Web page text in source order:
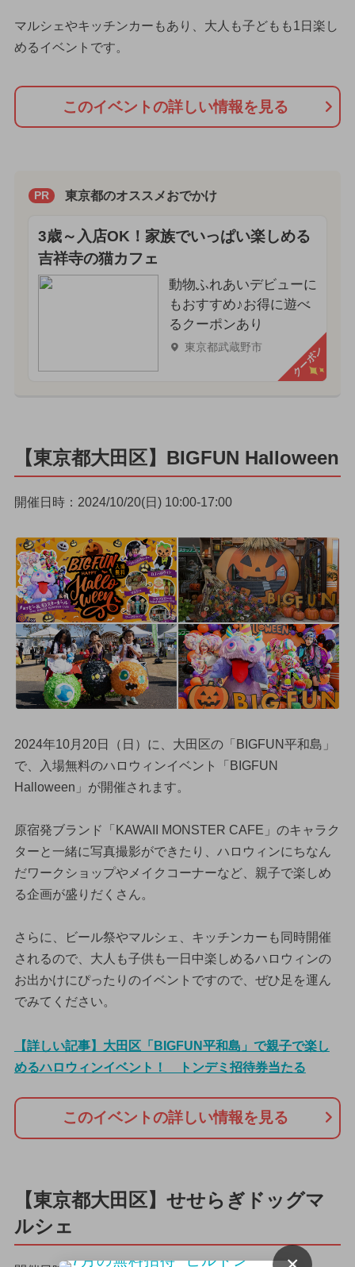
マルシェやキッチンカーもあり、大人も子どもも1日楽し
めるイベントです。
このイベントの詳しい情報を見る
PR 東京都のオススメおでかけ
3歳～入店OK！家族でいっぱい楽しめる
吉祥寺の猫カフェ
動物ふれあいデビューに
もおすすめ♪お得に遊べ
るクーポンあり
東京都武蔵野市 クーポン
【東京都大田区】BIGFUN Halloween
開催日時：2024/10/20(日) 10:00-17:00
2024年10月20日（日）に、大田区の「BIGFUN平和島」
で、入場無料のハロウィンイベント「BIGFUN
Halloween」が開催されます。
原宿発ブランド「KAWAII MONSTER CAFE」のキャラク
ターと一緒に写真撮影ができたり、ハロウィンにちなん
だワークショップやメイクコーナーなど、親子で楽しめ
る企画が盛りだくさん。
さらに、ビール祭やマルシェ、キッチンカーも同時開催
されるので、大人も子供も一日中楽しめるハロウィンの
お出かけにぴったりのイベントですので、ぜひ足を運ん
でみてください。
【詳しい記事】大田区「BIGFUN平和島」で親子で楽し
めるハロウィンイベント！ トンデミ招待券当たる
このイベントの詳しい情報を見る
【東京都大田区】せせらぎドッグマ
ルシェ